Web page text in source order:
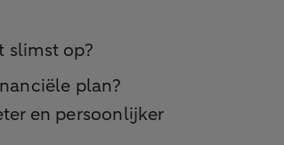
slimst op?
plan?
en persoonlijker